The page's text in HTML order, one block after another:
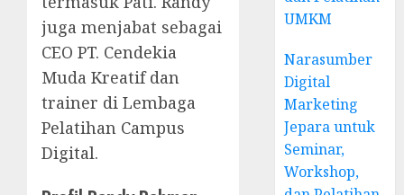
juga menjabat sebagai
CEO PT. Cendekia
Muda Kreatif dan
trainer di Lembaga
Pelatihan Campus
Digital.
UMKM
Narasumber
Digital
Marketing
Jepara untuk
Seminar,
Workshop,